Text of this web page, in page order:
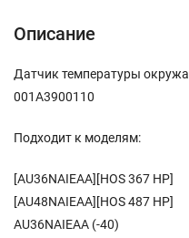
Описание
Датчик температуры
001A3900110
Подходит к моделям:
[AU36NAIEAA][HOS 367 HP]
[AU48NAIEAA][HOS 487 HP]
AU36NAIEAA (-40)